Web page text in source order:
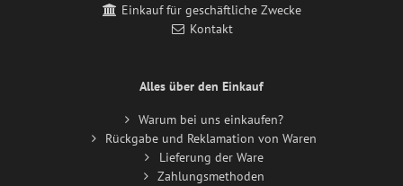
Einkauf für geschäftliche Zwecke
Kontakt
Alles über den Einkauf
Warum bei uns einkaufen?
Rückgabe und Reklamation von Waren
Lieferung der Ware
Zahlungsmethoden